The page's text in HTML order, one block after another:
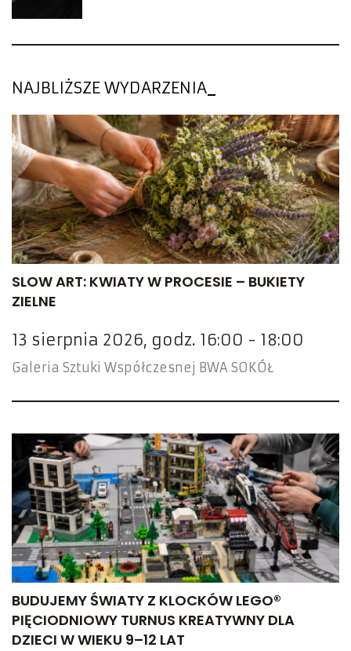
NAJBLIŻSZE WYDARZENIA
SLOW ART: KWIATY W PROCESIE – BUKIETY
ZIELNE
13 sierpnia 2026, godz. 16:00 - 18:00
Galeria Sztuki Współczesnej BWA SOKÓŁ
BUDUJEMY ŚWIATY Z KLOCKÓW LEGO®
PIĘCIODNIOWY TURNUS KREATYWNY DLA
DZIECI W WIEKU 9–12 LAT